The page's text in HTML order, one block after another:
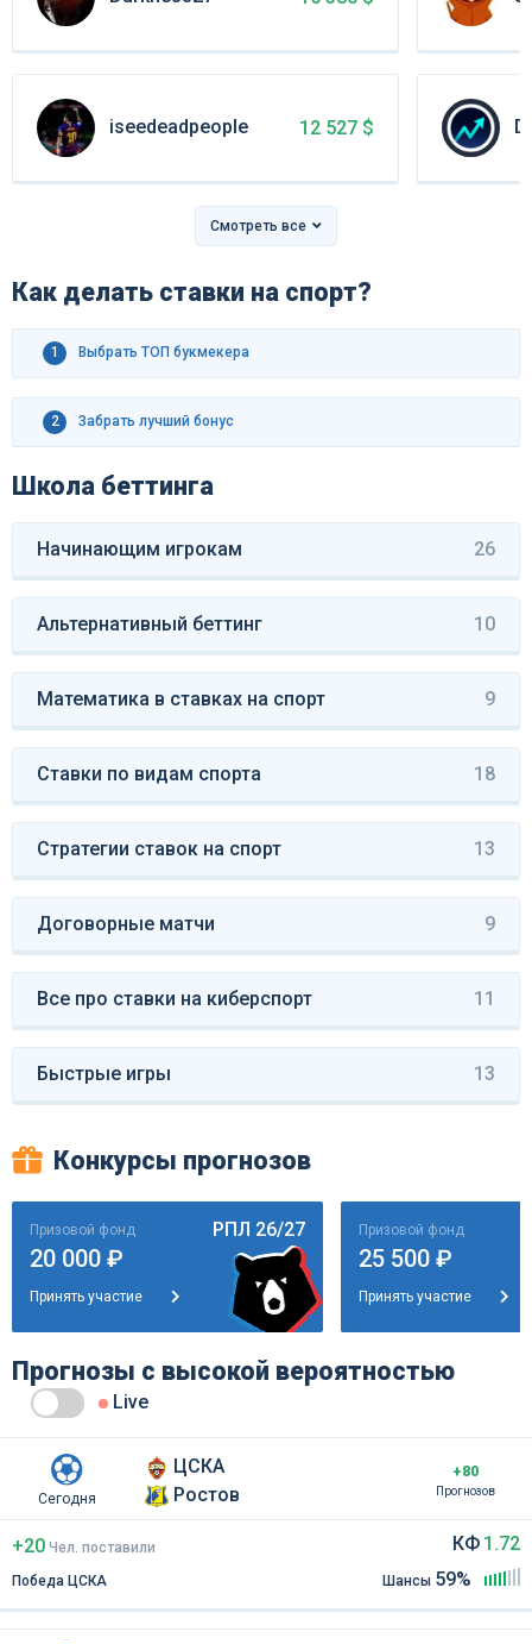
iseedeadpeople 12 527 $
Смотреть все
Как делать ставки на спорт?
1 Выбрать ТОП букмекера
2 Забрать лучший бонус
Школа беттинга
Начинающим игрокам 26
Альтернативный беттинг 10
Математика в ставках на спорт 9
Ставки по видам спорта 18
Стратегии ставок на спорт 13
Договорные матчи 9
Все про ставки на киберспорт 11
Быстрые игры 13
Конкурсы прогнозов
Призовой фонд РПЛ 26/27
20 000 ₽
Принять участие
Призовой фонд
25 500 ₽
Принять участие
Прогнозы с высокой вероятностью
Live
Сегодня
ЦСКА
Ростов
+80
Прогнозов
+20 Чел. поставили
Победа ЦСКА
КФ 1.72
Шансы 59%